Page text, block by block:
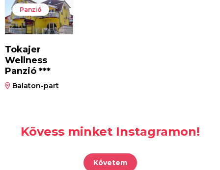
Panzió
Tokajer
Wellness
Panzió ***
Balaton-part
Kövess minket Instagramon!
Követem